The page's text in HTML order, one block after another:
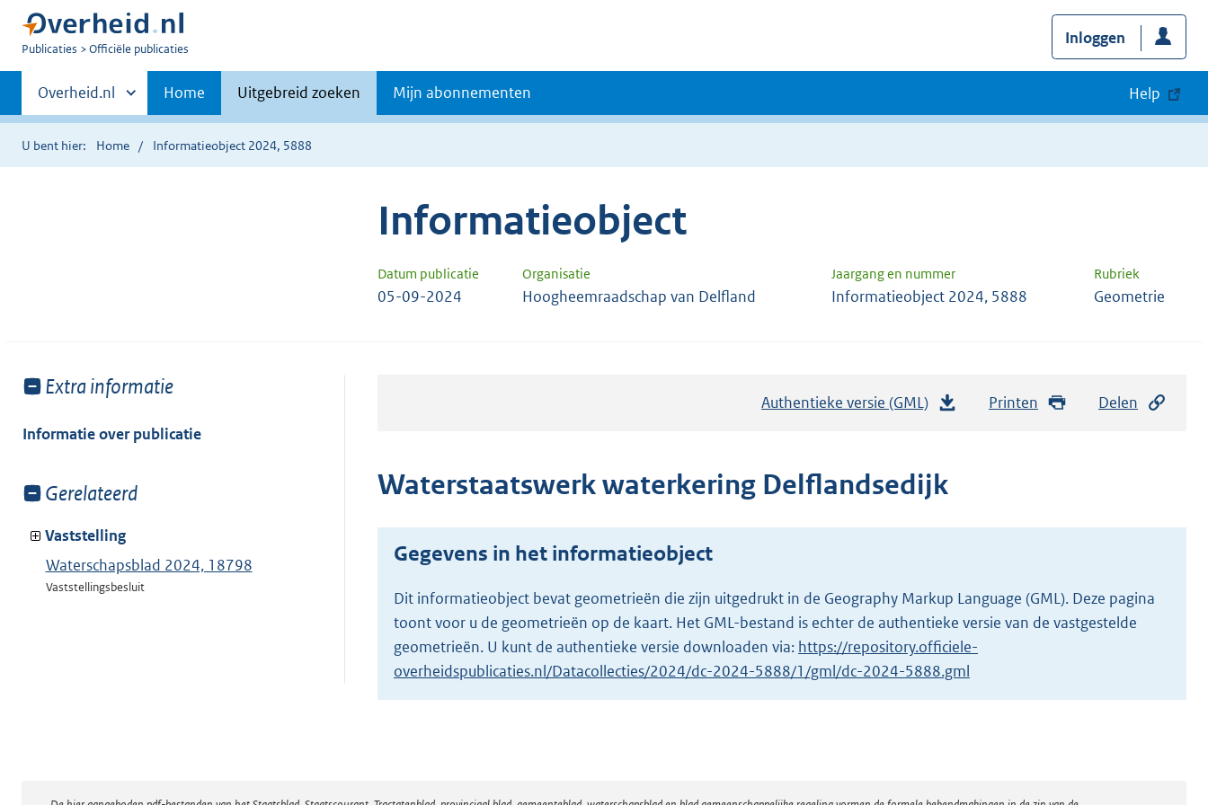
U
Publicaties Officiële publicaties
Inloggen
Primaire
navigatie
Andere
sites
binnen
Overheid.nl Home Uitgebreid zoeken Mijn abonnementen Help
U bent hier: Home Informatieobject 2024, 5888
Informatieobject
Datum publicatie Organisatie Jaargang en nummer Rubriek
05-09-2024 Hoogheemraadschap van Delfland Informatieobject 2024, 5888 Geometrie
Toon
van:
Extra informatie
Informatie over publicatie
Toon
van:
Gerelateerd
Vaststelling
Waterschapsblad 2024, 18798
Vaststellingsbesluit
Authentieke versie (GML)
t
a
n
g
r
o
o
Printen Delen
Waterstaatswerk waterkering Delflandsedijk
Gegevens in het informatieobject
Dit informatieobject bevat geometrieën die zijn uitgedrukt in de Geography Markup Language (GML). Deze pagina
toont voor u de geometrieën op de kaart. Het GML-bestand is echter de authentieke versie van de vastgestelde
geometrieën. U kunt de authentieke versie downloaden via: https://repository.officiele-
overheidspublicaties.nl/Datacollecties/2024/dc-2024-5888/1/gml/dc-2024-5888.gml